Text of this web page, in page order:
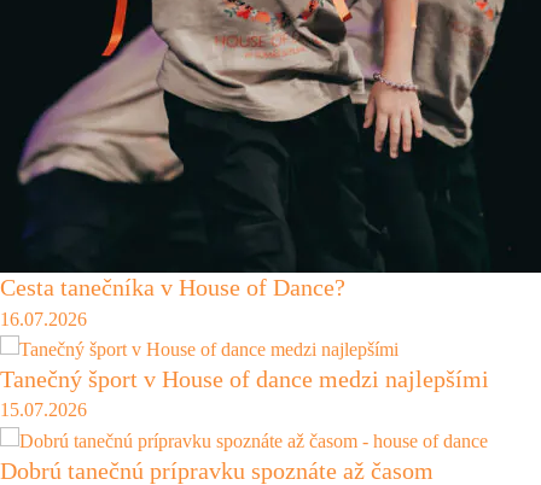
Cesta tanečníka v House of Dance?
16.07.2026
Tanečný šport v House of dance medzi najlepšími
15.07.2026
Dobrú tanečnú prípravku spoznáte až časom